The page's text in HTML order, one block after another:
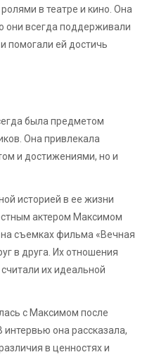
в театре и кино. Она
они всегда поддерживали
помогали ей достичь
была предметом
Она привлекала
и достижениями, но и
историей в ее жизни
актером Максимом
съемках фильма «Вечная
в друга. Их отношения
их идеальной
с Максимом после
она рассказала,
в ценностях и